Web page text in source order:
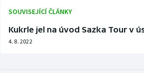
SOUVISEJÍCÍ ČLÁNKY
Kukrle jel na úvod Sazka Tour v
4. 8. 2022